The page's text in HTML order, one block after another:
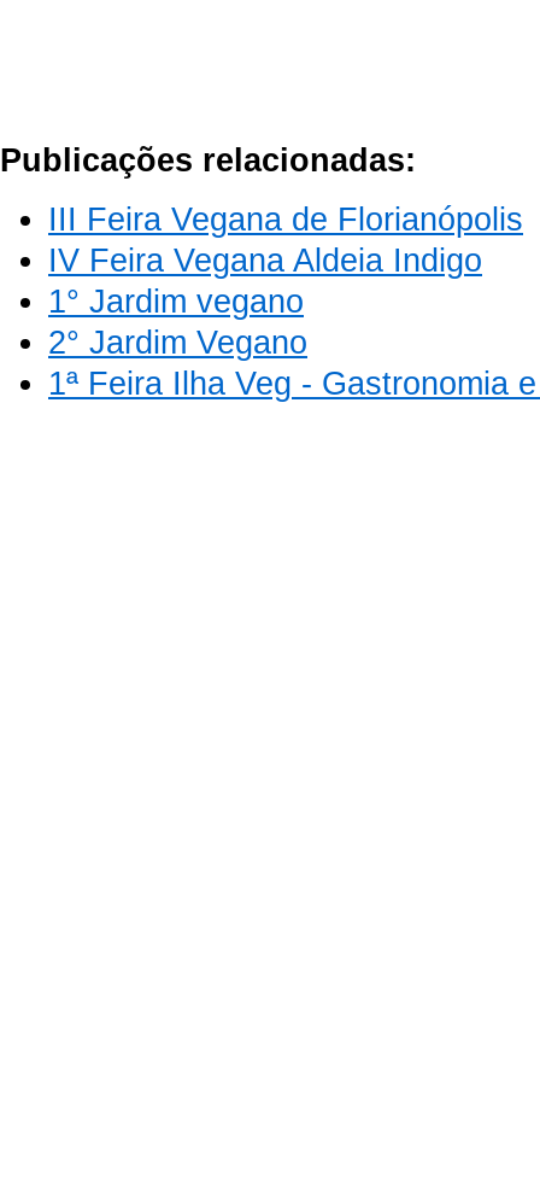
Publicações relacionadas:
III Feira Vegana de Florianópolis
IV Feira Vegana Aldeia Indigo
1° Jardim vegano
2° Jardim Vegano
1ª Feira Ilha Veg - Gastronomia